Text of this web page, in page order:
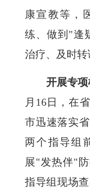
康宣教等，
练、做到"逢
治疗、及时转
开展专
月 16 日，在
市迅速落实
两个指导组
展"发热伴"防
指导组现场